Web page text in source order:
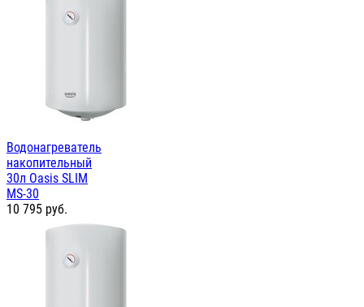
Водонагреватель
накопительный
30л Oasis SLIM
MS-30
10 795 руб.